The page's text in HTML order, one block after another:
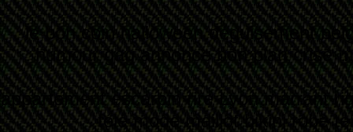
le bon coinhalloween déguisement
humour gag annonce bon plan crise
appartementescarpinrireLyonmarrant
télé mode maillot bikini robe